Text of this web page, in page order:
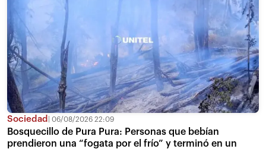
Sociedad 06/08/2026 22:09
Bosquecillo de Pura Pura: Personas que bebían
prendieron una “fogata por el frío” y terminó en un